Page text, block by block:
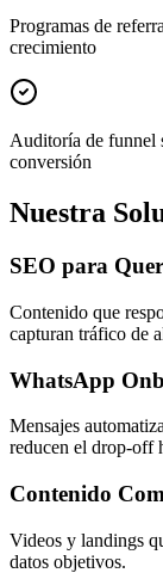
Programas de
crecimiento
Auditoría de funnel
conversión
Nuestra
SEO para
Contenido que
capturan tráfico de
WhatsApp
Mensajes
reducen el drop-off
Contenido
Videos y landings
datos objetivos.